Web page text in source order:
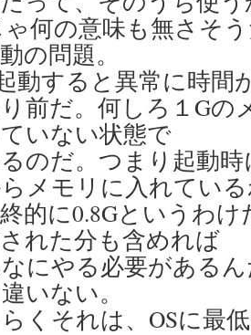
ゃ何の意味も無さそ
の問題。
動すると異常に時間
前だ。何しろ１Gの
いない状態で
のだ。つまり起動時
メモリに入れてい
的に0.8Gというわ
れた分も含めれば
にやる必要がある
いない。
くそれは、OSに最